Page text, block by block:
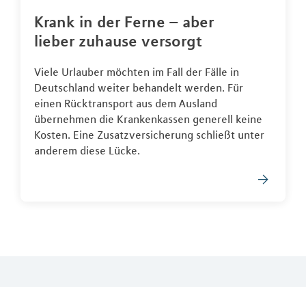
Krank in der Ferne – aber
lieber zuhause versorgt
Viele Urlauber möchten im Fall der Fälle in
Deutschland weiter behandelt werden. Für
einen Rücktransport aus dem Ausland
übernehmen die Krankenkassen generell keine
Kosten. Eine Zusatzversicherung schließt unter
anderem diese Lücke.